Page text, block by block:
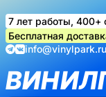
7 лет работы, 400+
Бесплатная
info@vinylpark.ru